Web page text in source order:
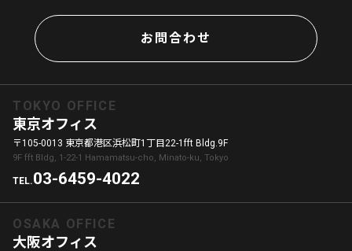
お問合わせ
TOKYO OFFICE
東京オフィス
〒105-0013 東京都港区浜松町1丁目22-1fft Bldg.9F
9F fft Bldg, 1-22-1 Hamamatsu-cho, Minato-ku, Tokyo
TEL.03-6459-4022
OSAKA OFFICE
大阪オフィス